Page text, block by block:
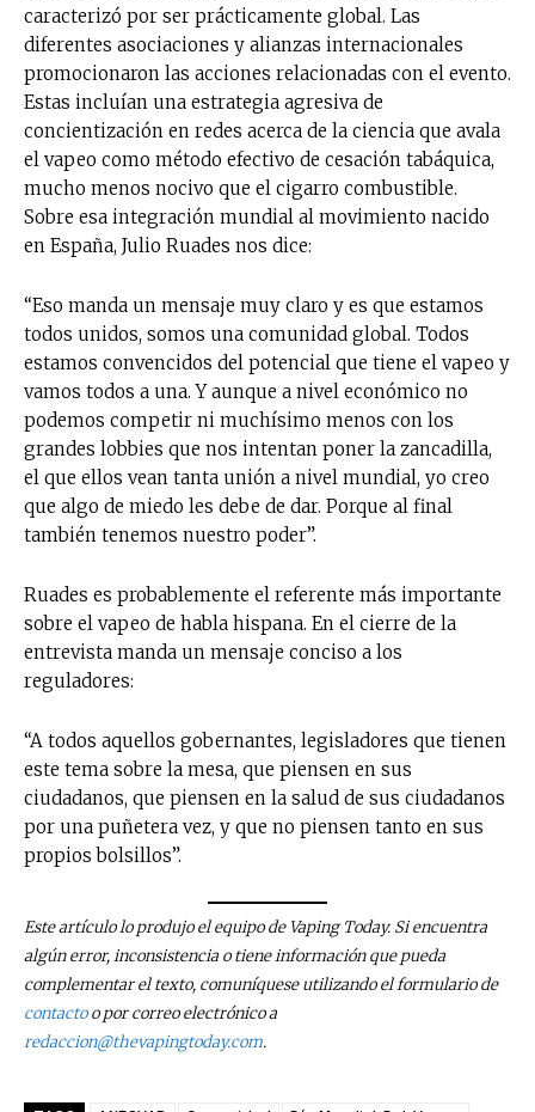
caracterizó por ser prácticamente global. Las
diferentes asociaciones y alianzas internacionales
promocionaron las acciones relacionadas con el evento.
Estas incluían una estrategia agresiva de
concientización en redes acerca de la ciencia que avala
el vapeo como método efectivo de cesación tabáquica,
mucho menos nocivo que el cigarro combustible.
Sobre esa integración mundial al movimiento nacido
en España, Julio Ruades nos dice:
“Eso manda un mensaje muy claro y es que estamos
todos unidos, somos una comunidad global. Todos
estamos convencidos del potencial que tiene el vapeo y
vamos todos a una. Y aunque a nivel económico no
podemos competir ni muchísimo menos con los
grandes lobbies que nos intentan poner la zancadilla,
el que ellos vean tanta unión a nivel mundial, yo creo
que algo de miedo les debe de dar. Porque al final
también tenemos nuestro poder”.
Ruades es probablemente el referente más importante
sobre el vapeo de habla hispana. En el cierre de la
entrevista manda un mensaje conciso a los
reguladores:
“A todos aquellos gobernantes, legisladores que tienen
este tema sobre la mesa, que piensen en sus
ciudadanos, que piensen en la salud de sus ciudadanos
por una puñetera vez, y que no piensen tanto en sus
propios bolsillos”.
Este artículo lo produjo el equipo de Vaping Today. Si encuentra
algún error, inconsistencia o tiene información que pueda
complementar el texto, comuníquese utilizando el formulario de
contactoo por correo electrónico a
redaccion@thevapingtoday.com.